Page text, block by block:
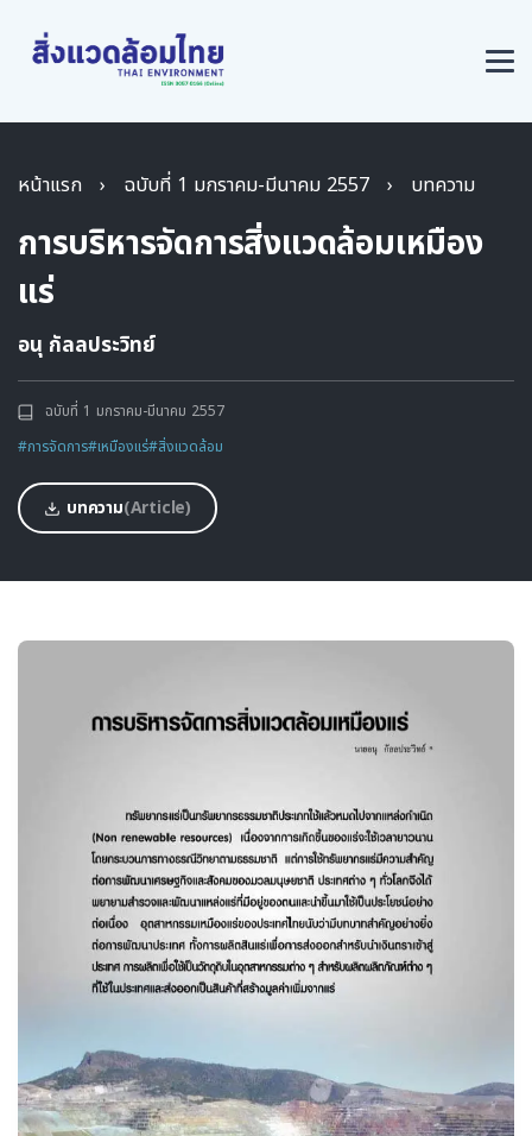
หน้าแรก › ฉบับที่ 1 มกราคม-มีนาคม 2557 › บทความ
การบริหารจัดการสิ่งแวดล้อมเหมือง
แร่
อนุ กัลลประวิทย์
ฉบับที่ 1 มกราคม-มีนาคม 2557
#การจัดการ#เหมืองแร่#สิ่งแวดล้อม
บทความ(Article)